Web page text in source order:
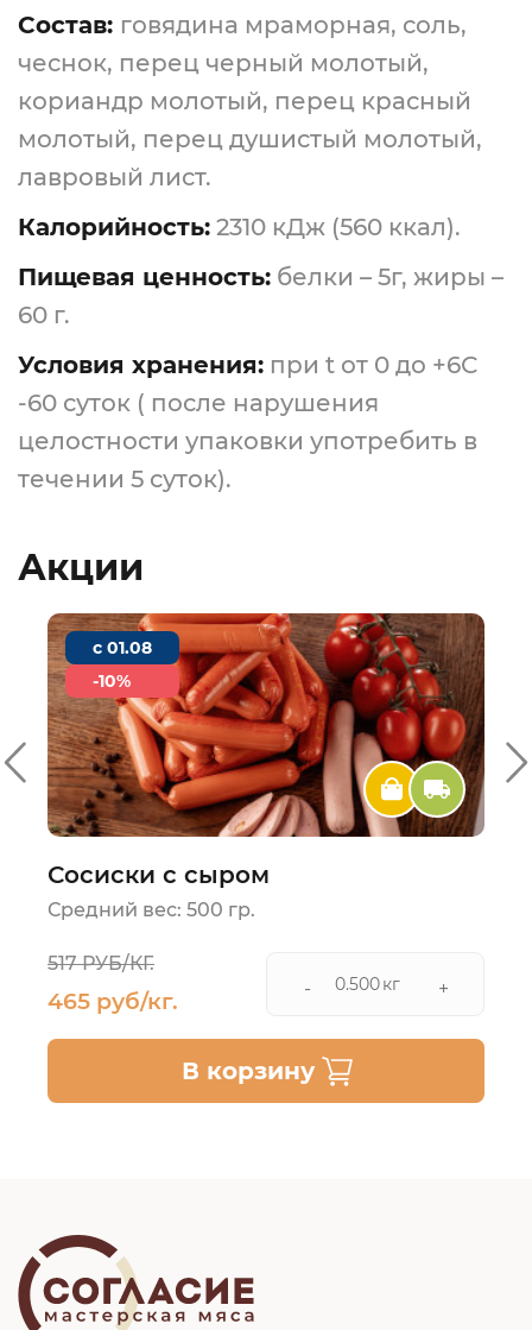
Состав: говядина мраморная, соль,
чеснок, перец черный молотый,
кориандр молотый, перец красный
молотый, перец душистый молотый,
лавровый лист.
Калорийность: 2310 кДж (560 ккал).
Пищевая ценность: белки – 5г, жиры –
60 г.
Условия хранения: при t от 0 до +6С
-60 суток ( после нарушения
целостности упаковки употребить в
течении 5 суток).
Акции
c 01.08
-10%
Сосиски с сыром
Средний вес: 500 гр.
517 РУБ/КГ.
465 руб/кг. - кг +
В корзину